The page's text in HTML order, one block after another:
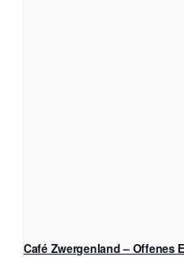
Café Zwergenland – Offenes